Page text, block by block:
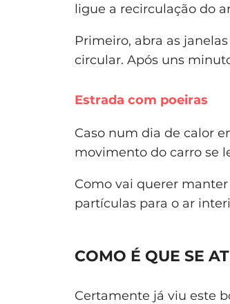
ligue a recirculação do
Primeiro, abra as
circular. Após uns
Estrada com poeiras
Caso num dia de calor
movimento do carro se
Como vai querer
partículas para o ar
COMO É QUE SE
Certamente já viu este